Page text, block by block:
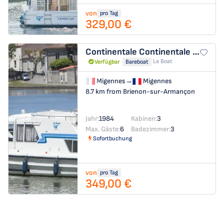
von pro Tag
329,00 €
Continentale Continentale - Budget 16
Verfügbar Bareboat Le Boat
Migennes→
Migennes
8.7 km from Brienon-sur-Armançon
Jahr:1984 Kabinen:3
Max. Gäste:6 Badezimmer:3
Sofortbuchung
von pro Tag
349,00 €